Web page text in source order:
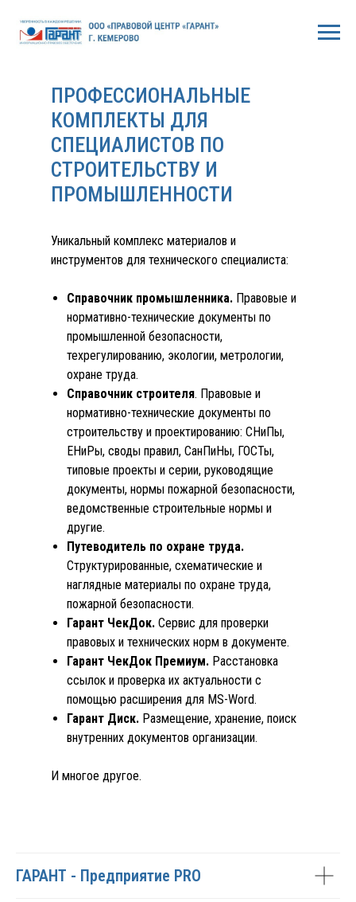
Уникальный комплекс материалов и
инструментов для технического специалиста:
Справочник промышленника. Правовые и
нормативно-технические документы по
промышленной безопасности,
техрегулированию, экологии, метрологии,
охране труда.
Справочник строителя. Правовые и
нормативно-технические документы по
строительству и проектированию: СНиПы,
ЕНиРы, своды правил, СанПиНы, ГОСТы,
типовые проекты и серии, руководящие
документы, нормы пожарной безопасности,
ведомственные строительные нормы и
другие.
Путеводитель по охране труда.
Структурированные, схематические и
наглядные материалы по охране труда,
пожарной безопасности.
Гарант ЧекДок. Сервис для проверки
правовых и технических норм в документе.
Гарант ЧекДок Премиум. Расстановка
ссылок и проверка их актуальности c
помощью расширения для MS-Word.
Гарант Диск. Размещение, хранение, поиск
внутренних документов организации.
И многое другое.
ПРОФЕССИОНАЛЬНЫЕ
КОМПЛЕКТЫ ДЛЯ
СПЕЦИАЛИСТОВ ПО
СТРОИТЕЛЬСТВУ И
ПРОМЫШЛЕННОСТИ
ГАРАНТ - Предприятие PRO
ОСТАВИТЬ ЗАЯВКУ НА